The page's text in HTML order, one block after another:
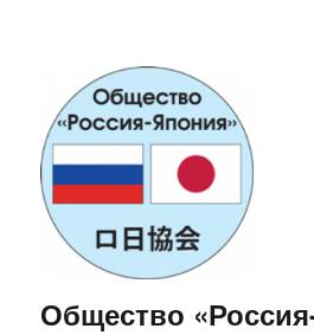
Общество